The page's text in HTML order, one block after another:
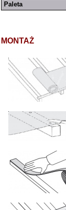
Paleta
MONTAŻ